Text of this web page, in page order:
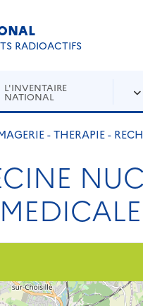
RADIOACTIFS
L'INVENTAIRE
NATIONAL
- THERAPIE -